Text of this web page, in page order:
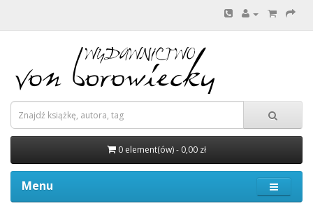
0 element(ów) - 0,00 zł
Menu